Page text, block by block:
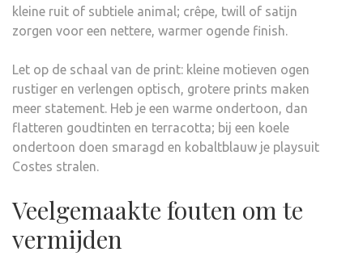
kleine ruit of subtiele animal; crêpe, twill of satijn
zorgen voor een nettere, warmer ogende finish.
Let op de schaal van de print: kleine motieven ogen
rustiger en verlengen optisch, grotere prints maken
meer statement. Heb je een warme ondertoon, dan
flatteren goudtinten en terracotta; bij een koele
ondertoon doen smaragd en kobaltblauw je playsuit
Costes stralen.
Veelgemaakte fouten om te
vermijden